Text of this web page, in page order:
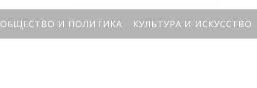
ОБЩЕСТВО И ПОЛИТИКА КУЛЬТУРА И ИСКУССТВО